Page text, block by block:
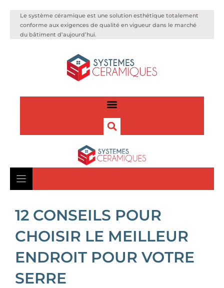
Le système céramique est une solution esthétique totalement
conforme aux exigences de qualité en vigueur dans le marché
du bâtiment d’aujourd’hui.
12 CONSEILS POUR
CHOISIR LE MEILLEUR
ENDROIT POUR VOTRE
SERRE